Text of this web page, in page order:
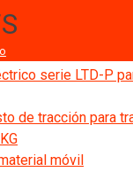
serie LTD-P
de tracción para
móvil